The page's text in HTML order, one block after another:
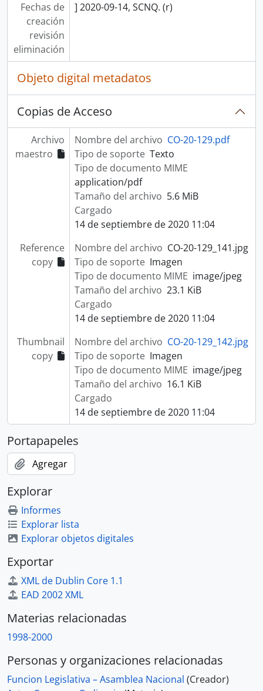
Fechas de
creación
revisión
eliminación
] 2020-09-14, SCNQ. (r)
Objeto digital metadatos
Copias de Acceso
Archivo
maestro
Nombre del archivo CO-20-129.pdf
Tipo de soporte Texto
Tipo de documento MIME
application/pdf
Tamaño del archivo 5.6 MiB
Cargado
14 de septiembre de 2020 11:04
Reference
copy
Nombre del archivo CO-20-129_141.jpg
Tipo de soporte Imagen
Tipo de documento MIME image/jpeg
Tamaño del archivo 23.1 KiB
Cargado
14 de septiembre de 2020 11:04
Thumbnail
copy
Nombre del archivo CO-20-129_142.jpg
Tipo de soporte Imagen
Tipo de documento MIME image/jpeg
Tamaño del archivo 16.1 KiB
Cargado
14 de septiembre de 2020 11:04
Portapapeles
Agregar
Explorar
Informes
Explorar lista
Explorar objetos digitales
Exportar
XML de Dublin Core 1.1
EAD 2002 XML
Materias relacionadas
1998-2000
Personas y organizaciones relacionadas
Funcion Legislativa – Asamblea Nacional (Creador)